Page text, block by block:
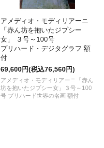
アメディオ・モディリアーニ
「赤ん坊を抱いたジプシー
女」 ３号～100号
プリハード・デジタグラフ 額
付
69,600円(税込76,560円)
アメディオ・モディリアーニ「赤ん
坊を抱いたジプシー女」３号～100
号 プリハード世界の名画 額付